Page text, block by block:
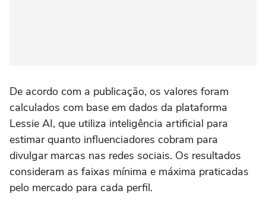
De acordo com a publicação, os valores foram
calculados com base em dados da plataforma
Lessie AI, que utiliza inteligência artificial para
estimar quanto influenciadores cobram para
divulgar marcas nas redes sociais. Os resultados
consideram as faixas mínima e máxima praticadas
pelo mercado para cada perfil.